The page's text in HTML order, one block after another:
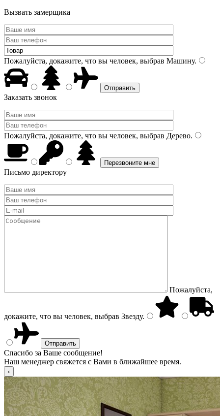
Вызвать замерщика
Пожалуйста, докажите, что вы человек, выбрав Машину.
Заказать звонок
Пожалуйста, докажите, что вы человек, выбрав Дерево.
Письмо директору
Пожалуйста,
докажите, что вы человек, выбрав Звезду.
Спасибо за Ваше сообщение!
Наш менеджер свяжется с Вами в ближайшее время.